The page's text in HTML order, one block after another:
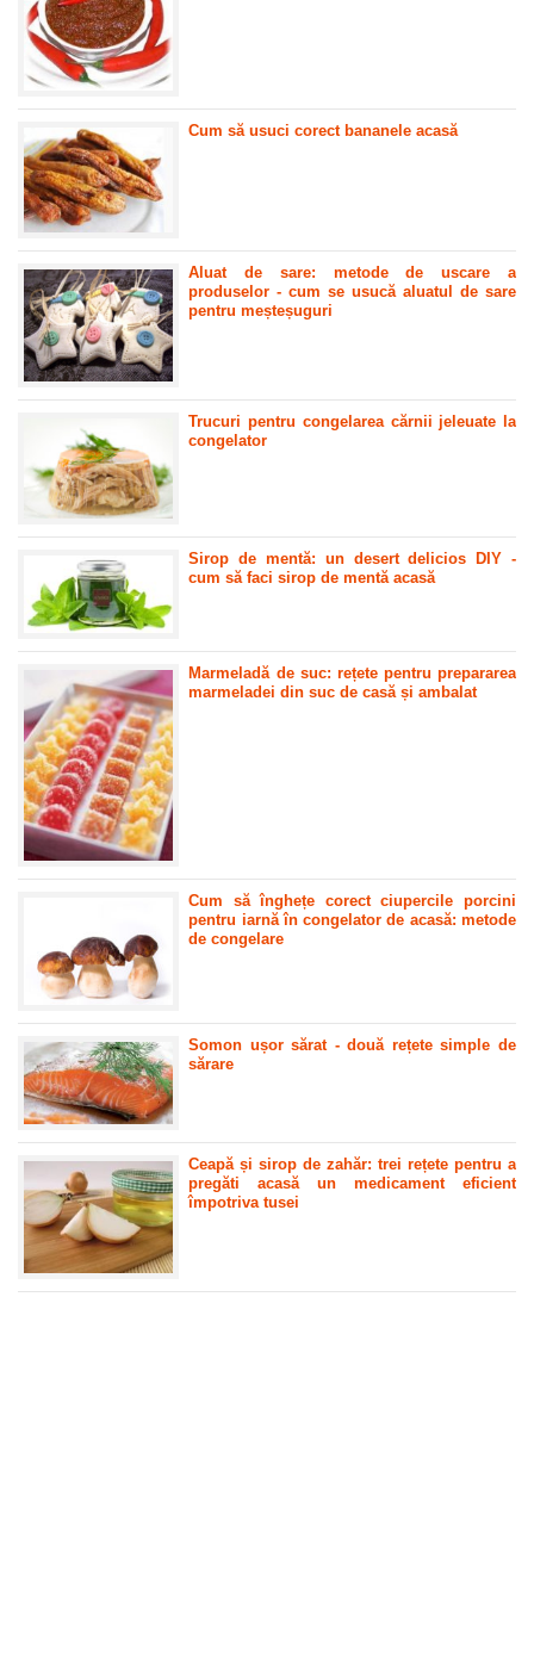
Cum să usuci corect bananele acasă
Aluat de sare: metode de uscare a
produselor - cum se usucă aluatul de sare
pentru meșteșuguri
Trucuri pentru congelarea cărnii jeleuate la
congelator
Sirop de mentă: un desert delicios DIY -
cum să faci sirop de mentă acasă
Marmeladă de suc: rețete pentru prepararea
marmeladei din suc de casă și ambalat
Cum să înghețe corect ciupercile porcini
pentru iarnă în congelator de acasă: metode
de congelare
Somon ușor sărat - două rețete simple de
sărare
Ceapă și sirop de zahăr: trei rețete pentru a
pregăti acasă un medicament eficient
împotriva tusei